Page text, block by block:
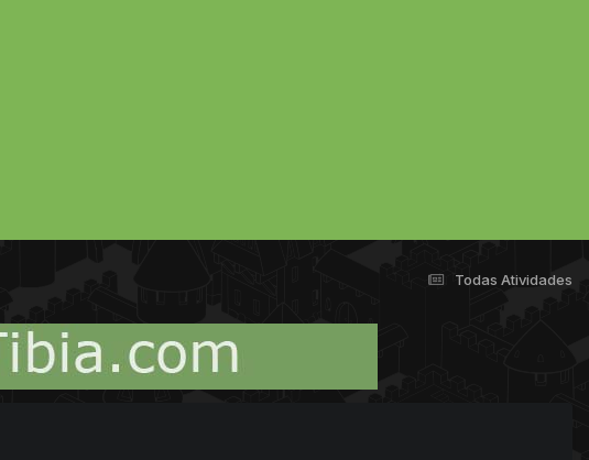
Todas Atividades